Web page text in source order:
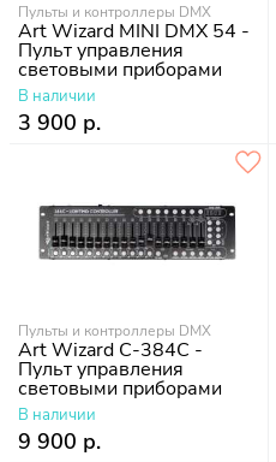
Пульты и контроллеры DMX
Art Wizard MINI DMX 54 -
Пульт управления
световыми приборами
В наличии
3 900 р.
Пульты и контроллеры DMX
Art Wizard C-384C -
Пульт управления
световыми приборами
В наличии
9 900 р.